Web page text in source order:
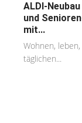
ALDI-
und
mit...
Wohnen,
täglichen...